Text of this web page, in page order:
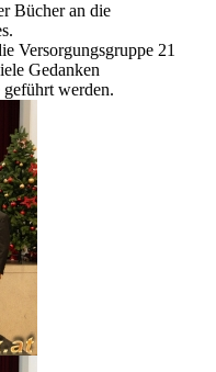
Bücher an die
Versorgungsgruppe 21
Gedanken
geführt werden.